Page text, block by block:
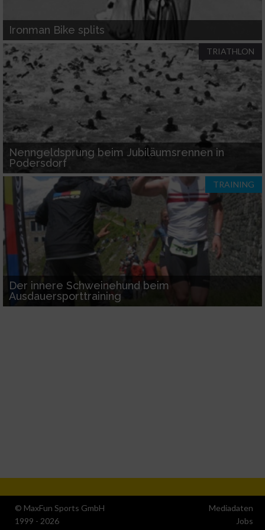
Ironman Bike splits
TRIATHLON
Nenngeldsprung beim Jubiläumsrennen in
Podersdorf
TRAINING
Der innere Schweinehund beim
Ausdauersporttraining
© MaxFun Sports GmbH
1999 - 2026
Mediadaten
Jobs
personalisierter Werbung
Erstellung von Profilen zur Personalisierung
von Inhalten
Verwendung von Profilen zur Auswahl
personalisierter Inhalte
Messung der Werbeleistung
Messung der Performance von Inhalten
Analyse von Zielgruppen durch Statistiken
oder Kombinationen von Daten aus
verschiedenen Quellen
Entwicklung und Verbesserung der Angebote
Verwendung reduzierter Daten zur Auswahl
von Inhalten
IAB-Besonderheiten:
Verwendung genauer Standortdaten